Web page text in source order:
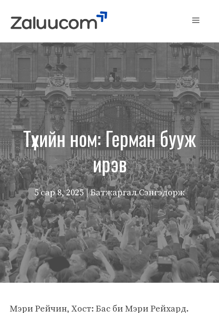
Menu
Түүхийн ном: Герман бууж
ирэв
5 сар 8, 2025 | Батжаргал Сэнгэдорж
Мэри Рейчин, Хост: Бас би Мэри Рейхард.